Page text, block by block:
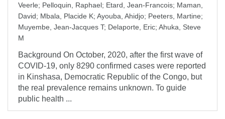
Veerle; Pelloquin, Raphael; Etard, Jean-Francois; Maman,
David; Mbala, Placide K; Ayouba, Ahidjo; Peeters, Martine;
Muyembe, Jean-Jacques T; Delaporte, Eric; Ahuka, Steve
M
Background On October, 2020, after the first wave of
COVID-19, only 8290 confirmed cases were reported
in Kinshasa, Democratic Republic of the Congo, but
the real prevalence remains unknown. To guide
public health ...